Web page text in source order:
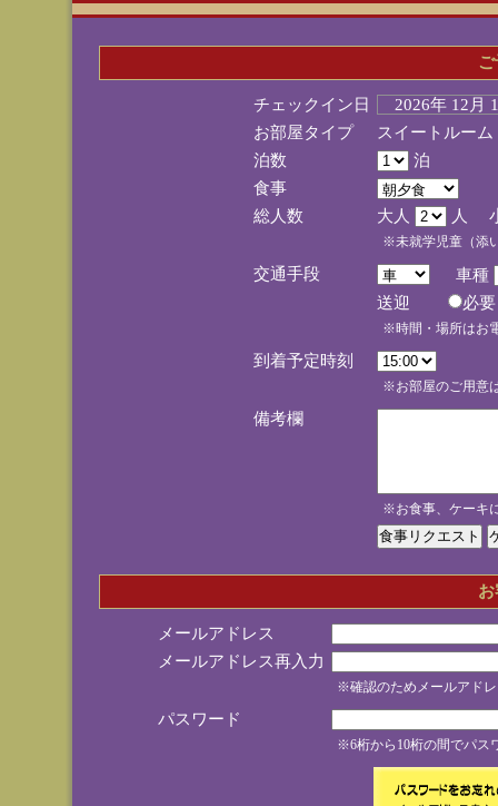
チェックイン日
2026年 12
お部屋タイプ
スイートルー
泊数
泊
食事
総人数
大人 人
※未就学児童（添
交通手段
車種
送迎
※時間・場所はお
到着予定時刻
※お部屋のご用意
備考欄
※お食事、ケーキ
メールアドレス
メールアドレス再入力
※確認のためメールアド
パスワード
※6桁から10桁の間でパス